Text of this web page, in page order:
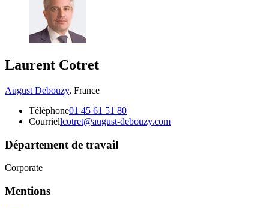
Laurent Cotret
August Debouzy, France
Téléphone01 45 61 51 80
Courriellcotret@august-debouzy.com
Département de travail
Corporate
Mentions